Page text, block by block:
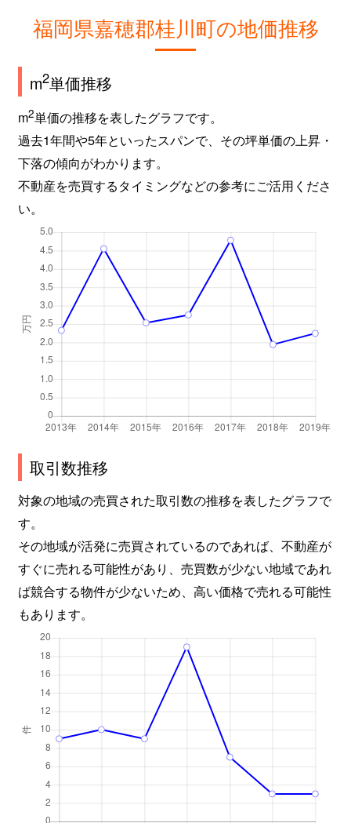
福岡県嘉穂郡桂川町の地価推移
m2単価推移
m2単価の推移を表したグラフです。
過去1年間や5年といったスパンで、その坪単価の上昇・
下落の傾向がわかります。
不動産を売買するタイミングなどの参考にご活用くださ
い。
取引数推移
対象の地域の売買された取引数の推移を表したグラフで
す。
その地域が活発に売買されているのであれば、不動産が
すぐに売れる可能性があり、売買数が少ない地域であれ
ば競合する物件が少ないため、高い価格で売れる可能性
もあります。